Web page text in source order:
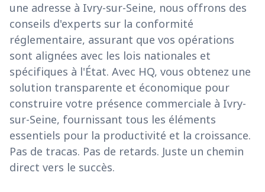
une adresse à Ivry-sur-Seine, nous offrons des
conseils d'experts sur la conformité
réglementaire, assurant que vos opérations
sont alignées avec les lois nationales et
spécifiques à l'État. Avec HQ, vous obtenez une
solution transparente et économique pour
construire votre présence commerciale à Ivry-
sur-Seine, fournissant tous les éléments
essentiels pour la productivité et la croissance.
Pas de tracas. Pas de retards. Juste un chemin
direct vers le succès.